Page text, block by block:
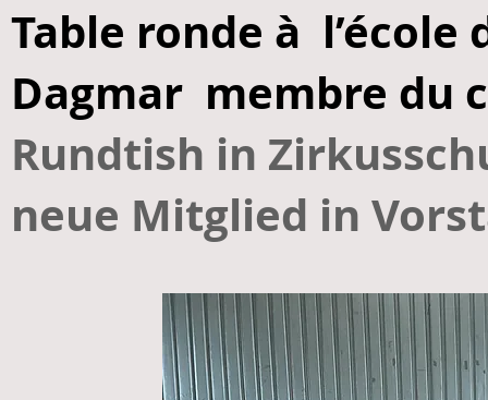
Table ronde à l’école
Dagmar membre du
Rundtish in
neue Mitglied in